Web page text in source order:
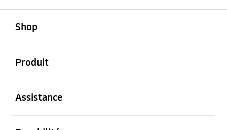
Shop
Produit
Assistance